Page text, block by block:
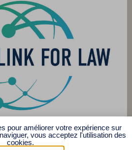
Affilia Légal s.e.n.c.r.l.
pour améliorer votre expérience sur
vous acceptez l'utilisation des
cookies.